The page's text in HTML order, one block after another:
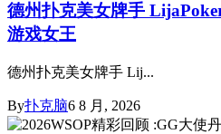
德州扑克美女牌手
游戏女王
德州扑克美女牌手 Lij...
By扑克脑6 8 月, 2026